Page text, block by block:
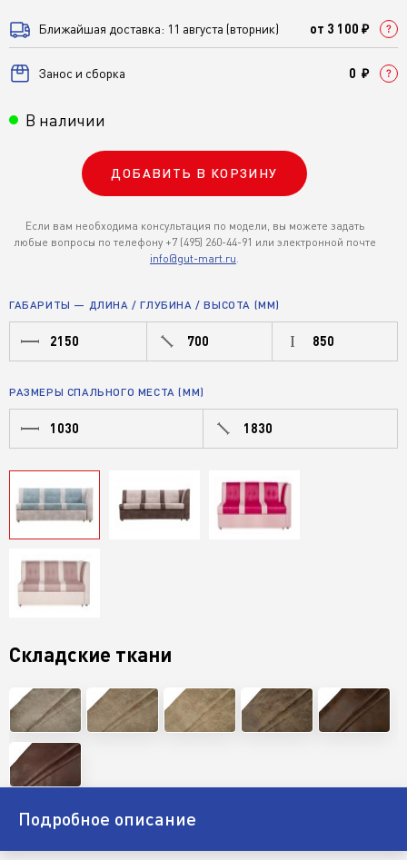
Ближайшая доставка: 11 августа (вторник) от 3 100 ₽
Занос и сборка 0 ₽
В наличии
ДОБАВИТЬ В КОРЗИНУ
Если вам необходима консультация по модели, вы можете задать
любые вопросы по телефону +7 (495) 260-44-91 или электронной почте
info@gut-mart.ru.
ГАБАРИТЫ — ДЛИНА / ГЛУБИНА / ВЫСОТА (ММ)
2150 700 850
РАЗМЕРЫ СПАЛЬНОГО МЕСТА (ММ)
1030 1830
Складские ткани
Подробное описание